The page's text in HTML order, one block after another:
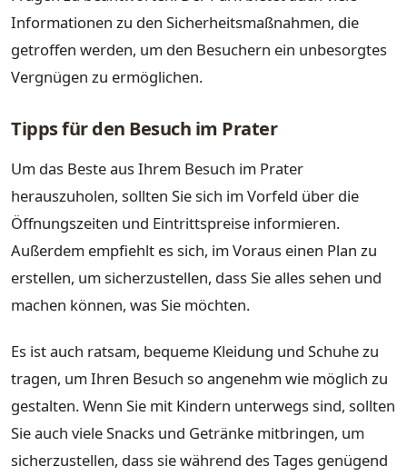
Informationen zu den Sicherheitsmaßnahmen, die
getroffen werden, um den Besuchern ein unbesorgtes
Vergnügen zu ermöglichen.
Tipps für den Besuch im Prater
Um das Beste aus Ihrem Besuch im Prater
herauszuholen, sollten Sie sich im Vorfeld über die
Öffnungszeiten und Eintrittspreise informieren.
Außerdem empfiehlt es sich, im Voraus einen Plan zu
erstellen, um sicherzustellen, dass Sie alles sehen und
machen können, was Sie möchten.
Es ist auch ratsam, bequeme Kleidung und Schuhe zu
tragen, um Ihren Besuch so angenehm wie möglich zu
gestalten. Wenn Sie mit Kindern unterwegs sind, sollten
Sie auch viele Snacks und Getränke mitbringen, um
sicherzustellen, dass sie während des Tages genügend